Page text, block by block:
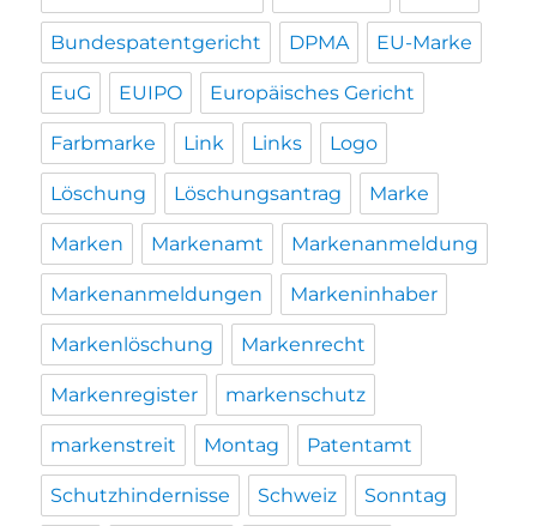
Bundespatentgericht DPMA EU-Marke
EuG EUIPO Europäisches Gericht
Farbmarke Link Links Logo
Löschung Löschungsantrag Marke
Marken Markenamt Markenanmeldung
Markenanmeldungen Markeninhaber
Markenlöschung Markenrecht
Markenregister markenschutz
markenstreit Montag Patentamt
Schutzhindernisse Schweiz Sonntag